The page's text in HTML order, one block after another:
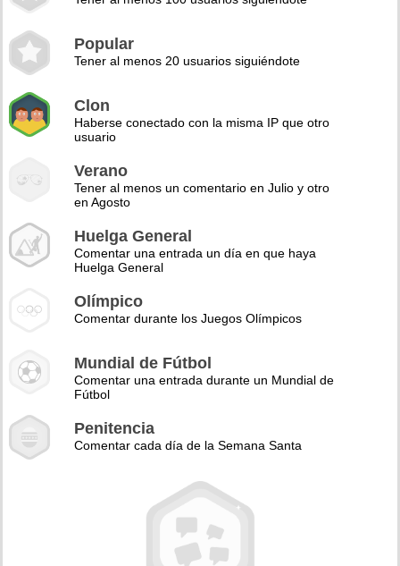
Popular
Tener al menos 20 usuarios siguiéndote
Clon
Haberse conectado con la misma IP que otro
usuario
Verano
Tener al menos un comentario en Julio y otro
en Agosto
Huelga General
Comentar una entrada un día en que haya
Huelga General
Olímpico
Comentar durante los Juegos Olímpicos
Mundial de Fútbol
Comentar una entrada durante un Mundial de
Fútbol
Penitencia
Comentar cada día de la Semana Santa